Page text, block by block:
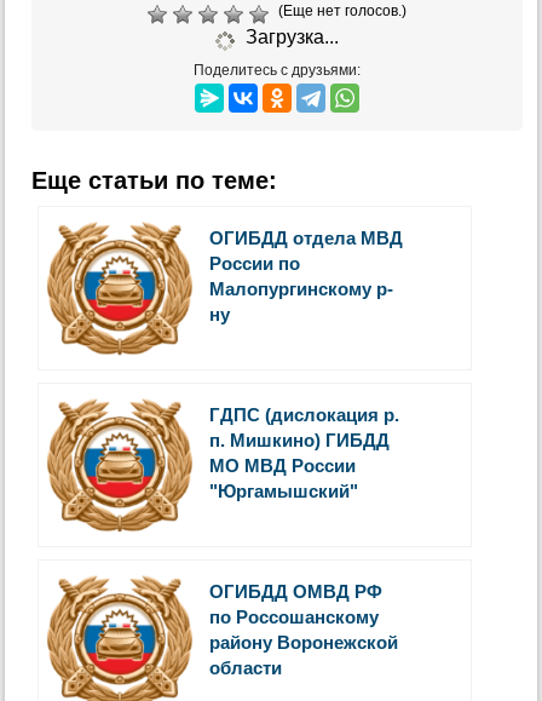
(Еще нет голосов.)
Загрузка...
Поделитесь с друзьями:
Еще статьи по теме:
ОГИБДД отдела МВД
России по
Малопургинскому р-
ну
ГДПС (дислокация р.
п. Мишкино) ГИБДД
МО МВД России
"Юргамышский"
ОГИБДД ОМВД РФ
по Россошанскому
району Воронежской
области